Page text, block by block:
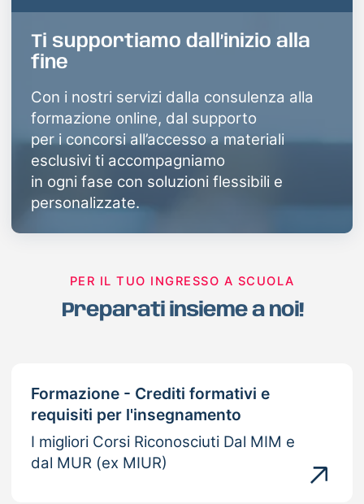
Ti supportiamo dall’inizio alla
fine
Con i nostri servizi dalla consulenza alla
formazione online, dal supporto
per i concorsi all’accesso a materiali
esclusivi ti accompagniamo
in ogni fase con soluzioni flessibili e
personalizzate.
PER IL TUO INGRESSO A SCUOLA
Preparati insieme a noi!
Formazione - Crediti formativi e
requisiti per l'insegnamento
I migliori Corsi Riconosciuti Dal MIM e
dal MUR (ex MIUR)